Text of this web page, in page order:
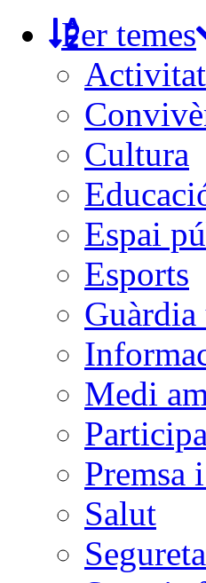
Per temes
Cultura
Espai
Esports
Guàrdia
Medi
Premsa
Salut